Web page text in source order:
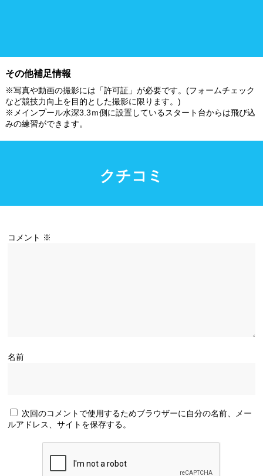
その他補足情報
※写真や動画の撮影には「許可証」が必要です。(フォームチェック
など競技力向上を目的とした撮影に限ります。)
※メインプール水深3.3ｍ側に設置しているスタート台からは飛び込
みの練習ができます。
クチコミ
コメント ※
名前
次回のコメントで使用するためブラウザーに自分の名前、メー
ルアドレス、サイトを保存する。
都度利用可能
ホテル宿泊者 団体利用、コース貸切可能
プール情報